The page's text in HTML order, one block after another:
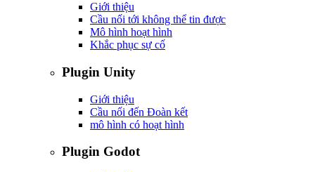
Giới thiệu
Cầu nối tới không thể tin được
Mô hình hoạt hình
Khắc phục sự cố
Plugin Unity
Giới thiệu
Cầu nối đến Đoàn kết
mô hình có hoạt hình
Plugin Godot